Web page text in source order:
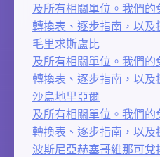
及所有相關單位。我們
轉換表、逐步指南，以
毛里求斯盧比
及所有相關單位。我們
轉換表、逐步指南，以
沙烏地里亞爾
及所有相關單位。我們
轉換表、逐步指南，以
波斯尼亞赫塞哥維那可兌